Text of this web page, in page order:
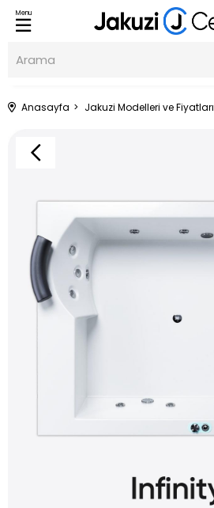
Menu
Anasayfa Jakuzi Modelleri ve Fiyatları